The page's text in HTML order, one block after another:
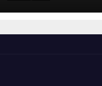
al mondo